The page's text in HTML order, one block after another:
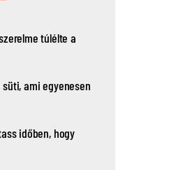
túlélte a
ami egyenesen
időben, hogy